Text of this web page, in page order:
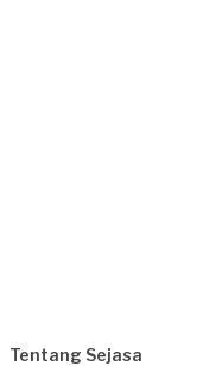
Tentang Sejasa